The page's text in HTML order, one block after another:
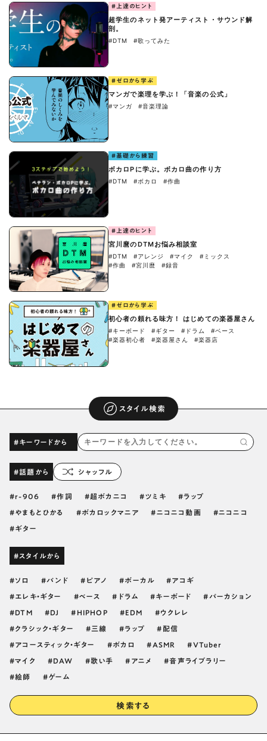
#上達のヒント
超学生のネット発アーティスト・サウンド解
剖。
#DTM #歌ってみた
#ゼロから学ぶ
マンガで楽理を学ぶ！「音楽の公式」
#マンガ #音楽理論
#基礎から練習
ボカロPに学ぶ。ボカロ曲の作り方
#DTM #ボカロ #作曲
#上達のヒント
宮川麿のDTMお悩み相談室
#DTM #アレンジ #マイク
#ミックス
#作曲
#宮川麿 #録音
#ゼロから学ぶ
初心者の頼れる味方！ はじめての楽器屋さん
#キーボード #ギター #ドラム
#ベース
#楽器初心者
#楽器屋さん #楽器店
スタイル検索
#キーワードから
#話題から シャッフル
r-906 作詞 超ボカニコ ツミキ ラップ
やまもとひかる ボカロックマニア ニコニコ動画 ニコニコ
ギター
#スタイルから
ソロ バンド ピアノ ボーカル アコギ
エレキ・ギター ベース ドラム キーボード パーカション
DTM DJ HIPHOP EDM ウクレレ
クラシック・ギター 三線 ラップ 配信
アコースティック・ギター ボカロ ASMR VTuber
マイク DAW 歌い手 アニメ 音声ライブラリー
絵師 ゲーム
検索する